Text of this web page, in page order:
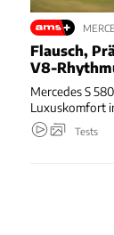
Flausch,
V8-
Mercedes S
Luxuskomfort
Tests